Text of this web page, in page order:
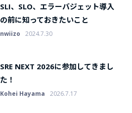
SLI、SLO、エラーバジェット導入
の前に知っておきたいこと
nwiizo 2024.7.30
SRE NEXT 2026に参加してきまし
た！
Kohei Hayama 2026.7.17